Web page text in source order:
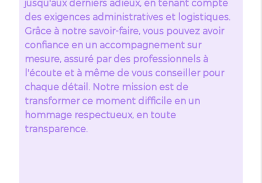
jusqu'aux derniers adieux, en tenant compte
des exigences administratives et logistiques.
Grâce à notre savoir-faire, vous pouvez avoir
confiance en un accompagnement sur
mesure, assuré par des professionnels à
l'écoute et à même de vous conseiller pour
chaque détail. Notre mission est de
transformer ce moment difficile en un
hommage respectueux, en toute
transparence.